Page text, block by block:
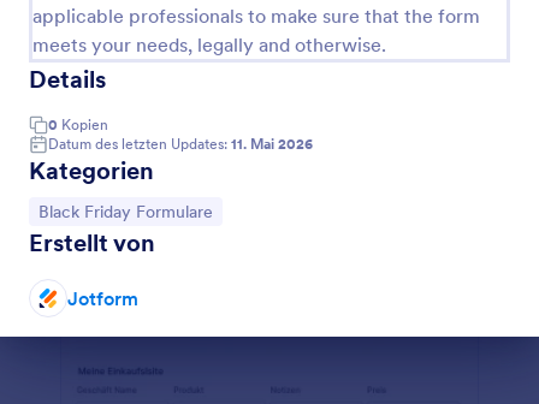
applicable professionals to make sure that the form
meets your needs, legally and otherwise.
Details
0 Kopien
Datum des letzten Updates: 11. Mai 2026
Kategorien
Zur Kategorie:
Black Friday Formulare
Erstellt von
Jotform
Gutscheine wird von Unternehmen verwendet, um
Rabatte oder Sonderangebote zu gewähren. Dieses
spezielle Gutscheinformular ist eine sehr einfache
und dennoch effektive Möglichkeit, eine
nehmen. Füllen Sie einfach die Details aus und
fordern Sie Ihren Rabatt an. Formulare für die
Beantragung von Gutscheinen können von Online-
Händlern verwendet werden, um Promotion-Codes
oder Rabatt-Coupons für ihre Kunden anzubieten.
Wenn Sie auf Ihrer Website ein Formular für die
Sie den Umsatz und die Kundenbindung. Passen Sie
müssen. Durch Hinzufügen von Formularfeldern
können Sie weitere Informationen erfassen. Sie
Go to Category:
Black Friday Formulare